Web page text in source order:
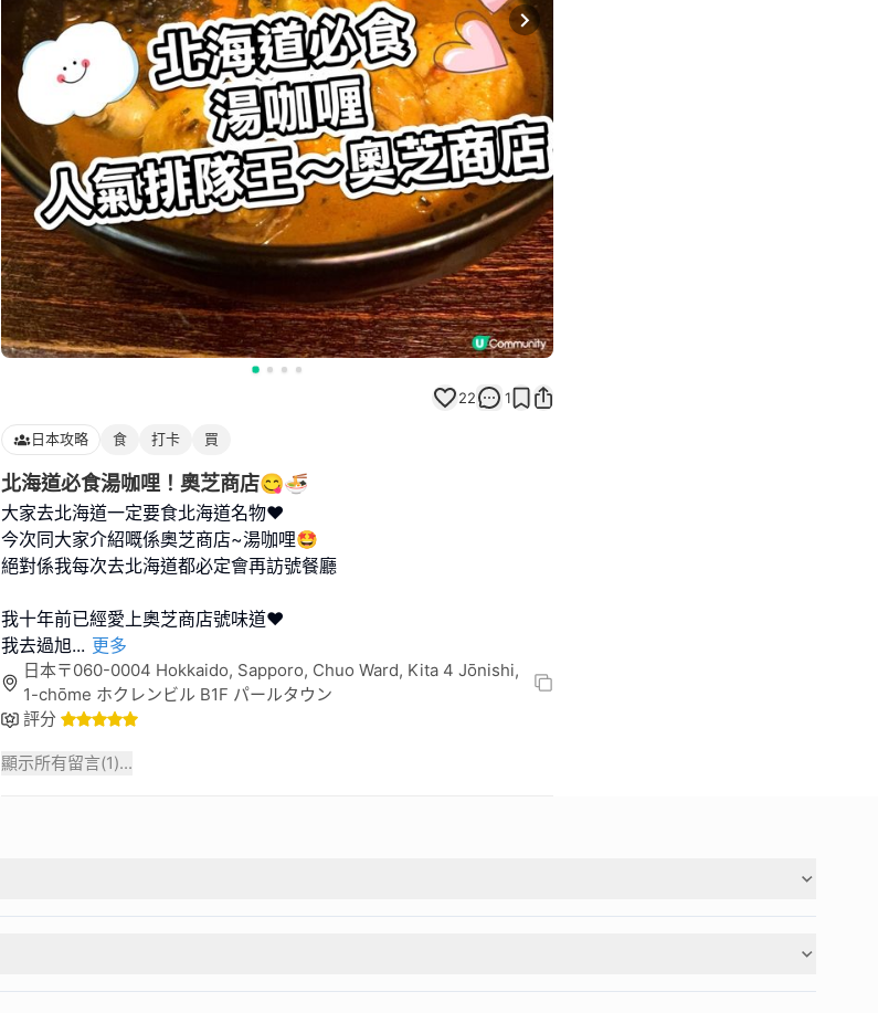
Next slide
22 1
日本攻略 食 打卡 買
北海道必食湯咖哩！奧芝商店😋🍜
大家去北海道一定要食北海道名物❤️
今次同大家介紹嘅係奧芝商店~湯咖哩🤩
絕對係我每次去北海道都必定會再訪號餐廳
我十年前已經愛上奧芝商店號味道❤️
我去過旭... 更多
日本〒060-0004 Hokkaido, Sapporo, Chuo Ward, Kita 4 Jōnishi,
1-chōme ホクレンビル B1F パールタウン
評分
顯示所有留言(1)...